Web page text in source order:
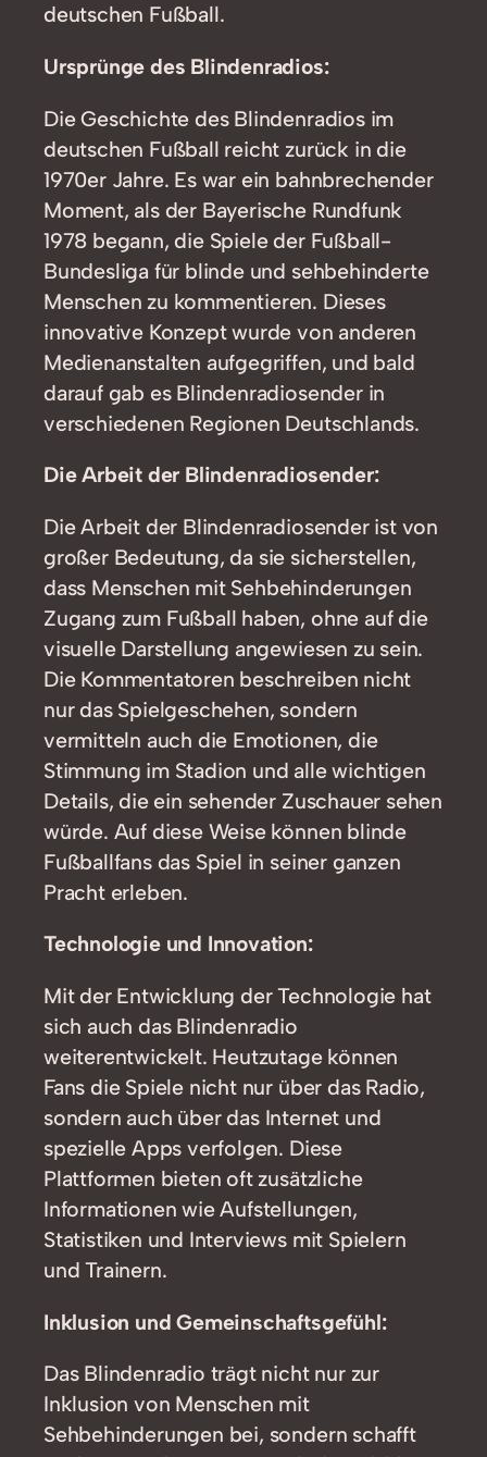
deutschen Fußball.
Ursprünge des Blindenradios:
Die Geschichte des Blindenradios im
deutschen Fußball reicht zurück in die
1970er Jahre. Es war ein bahnbrechender
Moment, als der Bayerische Rundfunk
1978 begann, die Spiele der Fußball-
Bundesliga für blinde und sehbehinderte
Menschen zu kommentieren. Dieses
innovative Konzept wurde von anderen
Medienanstalten aufgegriffen, und bald
darauf gab es Blindenradiosender in
verschiedenen Regionen Deutschlands.
Die Arbeit der Blindenradiosender:
Die Arbeit der Blindenradiosender ist von
großer Bedeutung, da sie sicherstellen,
dass Menschen mit Sehbehinderungen
Zugang zum Fußball haben, ohne auf die
visuelle Darstellung angewiesen zu sein.
Die Kommentatoren beschreiben nicht
nur das Spielgeschehen, sondern
vermitteln auch die Emotionen, die
Stimmung im Stadion und alle wichtigen
Details, die ein sehender Zuschauer sehen
würde. Auf diese Weise können blinde
Fußballfans das Spiel in seiner ganzen
Pracht erleben.
Technologie und Innovation:
Mit der Entwicklung der Technologie hat
sich auch das Blindenradio
weiterentwickelt. Heutzutage können
Fans die Spiele nicht nur über das Radio,
sondern auch über das Internet und
spezielle Apps verfolgen. Diese
Plattformen bieten oft zusätzliche
Informationen wie Aufstellungen,
Statistiken und Interviews mit Spielern
und Trainern.
Inklusion und Gemeinschaftsgefühl:
Das Blindenradio trägt nicht nur zur
Inklusion von Menschen mit
Sehbehinderungen bei, sondern schafft